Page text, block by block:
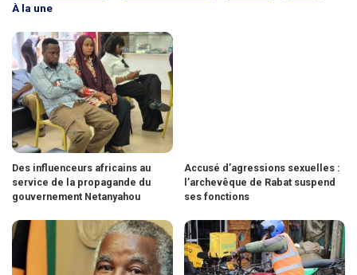
À la une
Des influenceurs africains au
service de la propagande du
gouvernement Netanyahou
Accusé d’agressions sexuelles :
l’archevêque de Rabat suspend
ses fonctions